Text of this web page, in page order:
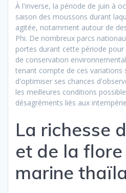
À l'inverse, la période de juin à
saison des moussons durant
agitée, notamment autour de
Phi. De nombreux parcs
portes durant cette période
de conservation
tenant compte de ces variations
d'optimiser ses chances
les meilleures conditions
désagréments liés aux
La richesse
et de la
marine